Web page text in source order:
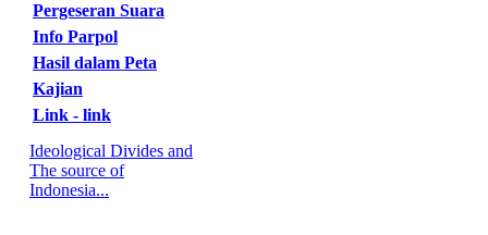
Pergeseran Suara
Info Parpol
Hasil dalam Peta
Kajian
Link - link
Ideological Divides and
The source of
Indonesia...